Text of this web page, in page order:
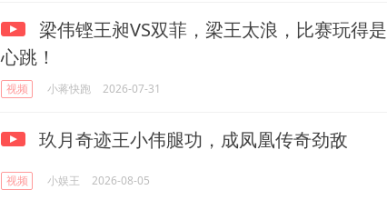
梁伟铿王昶VS双菲，梁王太浪，比赛玩得是
心跳！
视频 小蒋快跑 2026-07-31
玖月奇迹王小伟腿功，成凤凰传奇劲敌
视频 小娱王 2026-08-05